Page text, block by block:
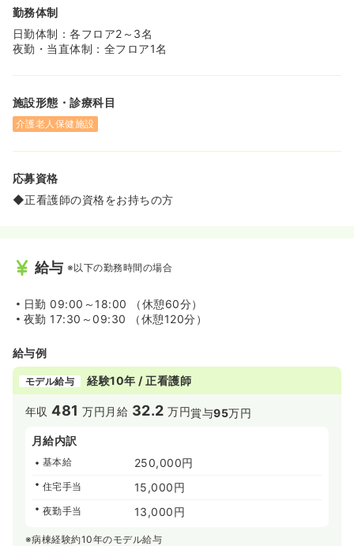
勤務体制
日勤体制：各フロア2～3名
夜勤・当直体制：全フロア1名
施設形態・診療科目
介護老人保健施設
応募資格
◆正看護師の資格をお持ちの方
給与 ※以下の勤務時間の場合
日勤 09:00～18:00 （休憩60分）
夜勤 17:30～09:30 （休憩120分）
給与例
モデル給与 経験10年 / 正看護師
年収481 万円 月給 32.2 万円賞与95万円
月給内訳
基本給 250,000円
住宅手当 15,000円
夜勤手当 13,000円
※病棟経験約10年のモデル給与